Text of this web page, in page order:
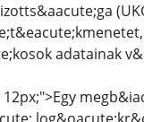
adatainak